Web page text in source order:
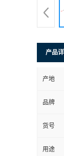
产品
产地
品牌
货号
用途